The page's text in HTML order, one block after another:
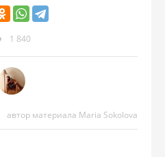
1 840
автор материала Maria Sokolova